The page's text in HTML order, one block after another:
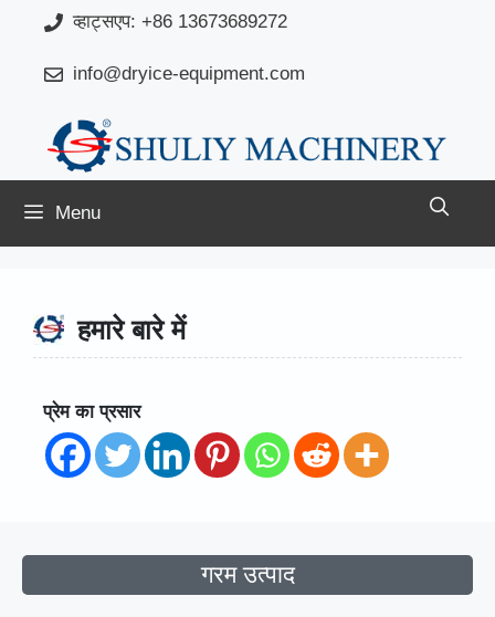
content
व्हाट्सएप: +86 13673689272
info@dryice-equipment.com
Menu
हमारे बारे में
प्रेम का प्रसार
गरम उत्पाद